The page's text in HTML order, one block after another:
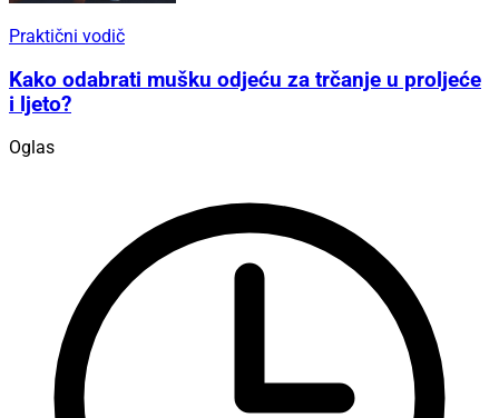
Praktični vodič
Kako odabrati mušku odjeću za trčanje u proljeće
i ljeto?
Oglas